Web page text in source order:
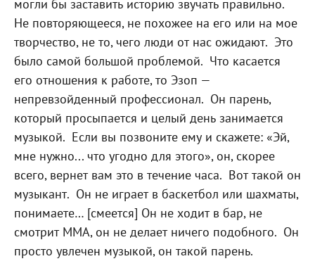
могли бы заставить историю звучать правильно.
Не повторяющееся, не похожее на его или на мое
творчество, не то, чего люди от нас ожидают. Это
было самой большой проблемой. Что касается
его отношения к работе, то Эзоп —
непревзойденный профессионал. Он парень,
который просыпается и целый день занимается
музыкой. Если вы позвоните ему и скажете: «Эй,
мне нужно... что угодно для этого», он, скорее
всего, вернет вам это в течение часа. Вот такой он
музыкант. Он не играет в баскетбол или шахматы,
понимаете… [смеется] Он не ходит в бар, не
смотрит ММА, он не делает ничего подобного. Он
просто увлечен музыкой, он такой парень.